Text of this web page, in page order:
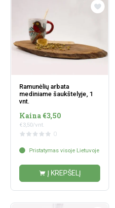
Ramunėlių arbata
mediniame šaukštelyje, 1
vnt.
Kaina €3,50
€3,50/vnt.
0
Pristatymas visoje Lietuvoje
Į KREPŠELĮ